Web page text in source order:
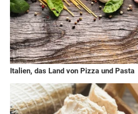
Italien, das Land von Pizza und Pasta